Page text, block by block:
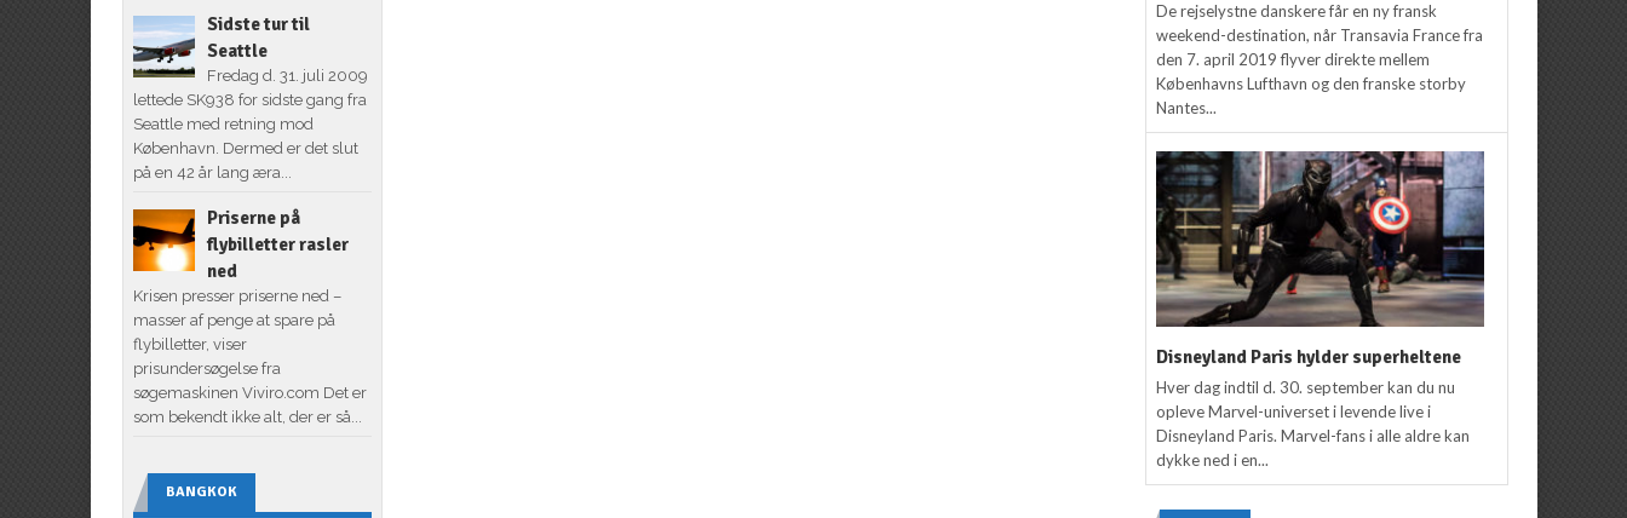
Sidste tur til
Seattle
Fredag d. 31. juli 2009
lettede SK938 for sidste gang fra
Seattle med retning mod
København. Dermed er det slut
på en 42 år lang æra...
Priserne på
flybilletter rasler
ned
Krisen presser priserne ned –
masser af penge at spare på
flybilletter, viser
prisundersøgelse fra
søgemaskinen Viviro.com Det er
som bekendt ikke alt, der er så...
BANGKOK
De rejselystne danskere får en ny fransk
weekend-destination, når Transavia France fra
den 7. april 2019 flyver direkte mellem
Københavns Lufthavn og den franske storby
Nantes...
Disneyland Paris hylder superheltene
Hver dag indtil d. 30. september kan du nu
opleve Marvel-universet i levende live i
Disneyland Paris. Marvel-fans i alle aldre kan
dykke ned i en...